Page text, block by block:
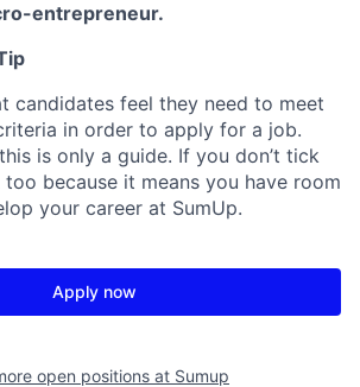
entrepreneur.
candidates feel they need to meet
in order to apply for a job.
is only a guide. If you don’t tick
too because it means you have room
your career at SumUp.
Apply now
open positions at Sumup